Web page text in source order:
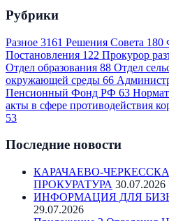
Рубрики
Разное 3161 Решения Совета 180
Постановления 122 Прокурор
Отдел образования 88 Отдел
окружающей среды 66
Пенсионный Фонд РФ 63
акты в сфере противодействия
53
Последние новости
КАРАЧАЕВО-
ПРОКУРАТУРА 30.07.2026
ИНФОРМАЦИЯ ДЛЯ
29.07.2026